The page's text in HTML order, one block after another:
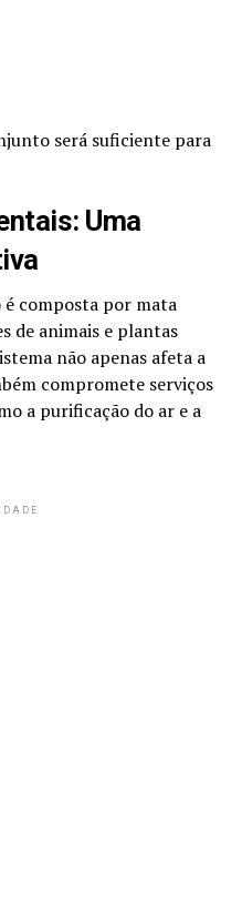
será suficiente para
Uma
composta por mata
de animais e plantas
não apenas afeta a
compromete serviços
a purificação do ar e a